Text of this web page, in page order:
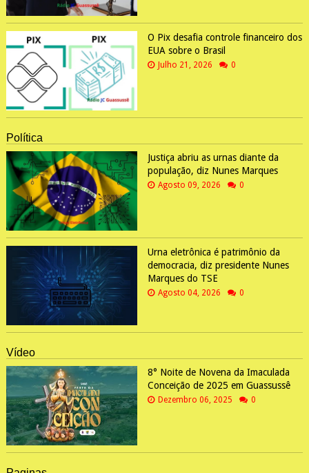
O Pix desafia controle financeiro dos
EUA sobre o Brasil
Julho 21, 2026 0
Política
Justiça abriu as urnas diante da
população, diz Nunes Marques
Agosto 09, 2026 0
Urna eletrônica é patrimônio da
democracia, diz presidente Nunes
Marques do TSE
Agosto 04, 2026 0
Vídeo
8° Noite de Novena da Imaculada
Conceição de 2025 em Guassussê
Dezembro 06, 2025 0